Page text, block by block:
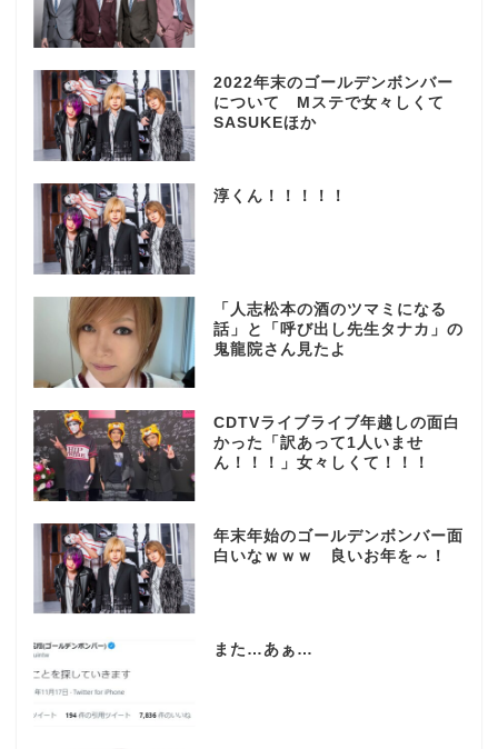
2022年末のゴールデンボンバー
について Mステで女々しくて
SASUKEほか
淳くん！！！！！
「人志松本の酒のツマミになる
話」と「呼び出し先生タナカ」の
鬼龍院さん見たよ
CDTVライブライブ年越しの面白
かった「訳あって1人いませ
ん！！！」女々しくて！！！
年末年始のゴールデンボンバー面
白いなｗｗｗ 良いお年を～！
また…あぁ…